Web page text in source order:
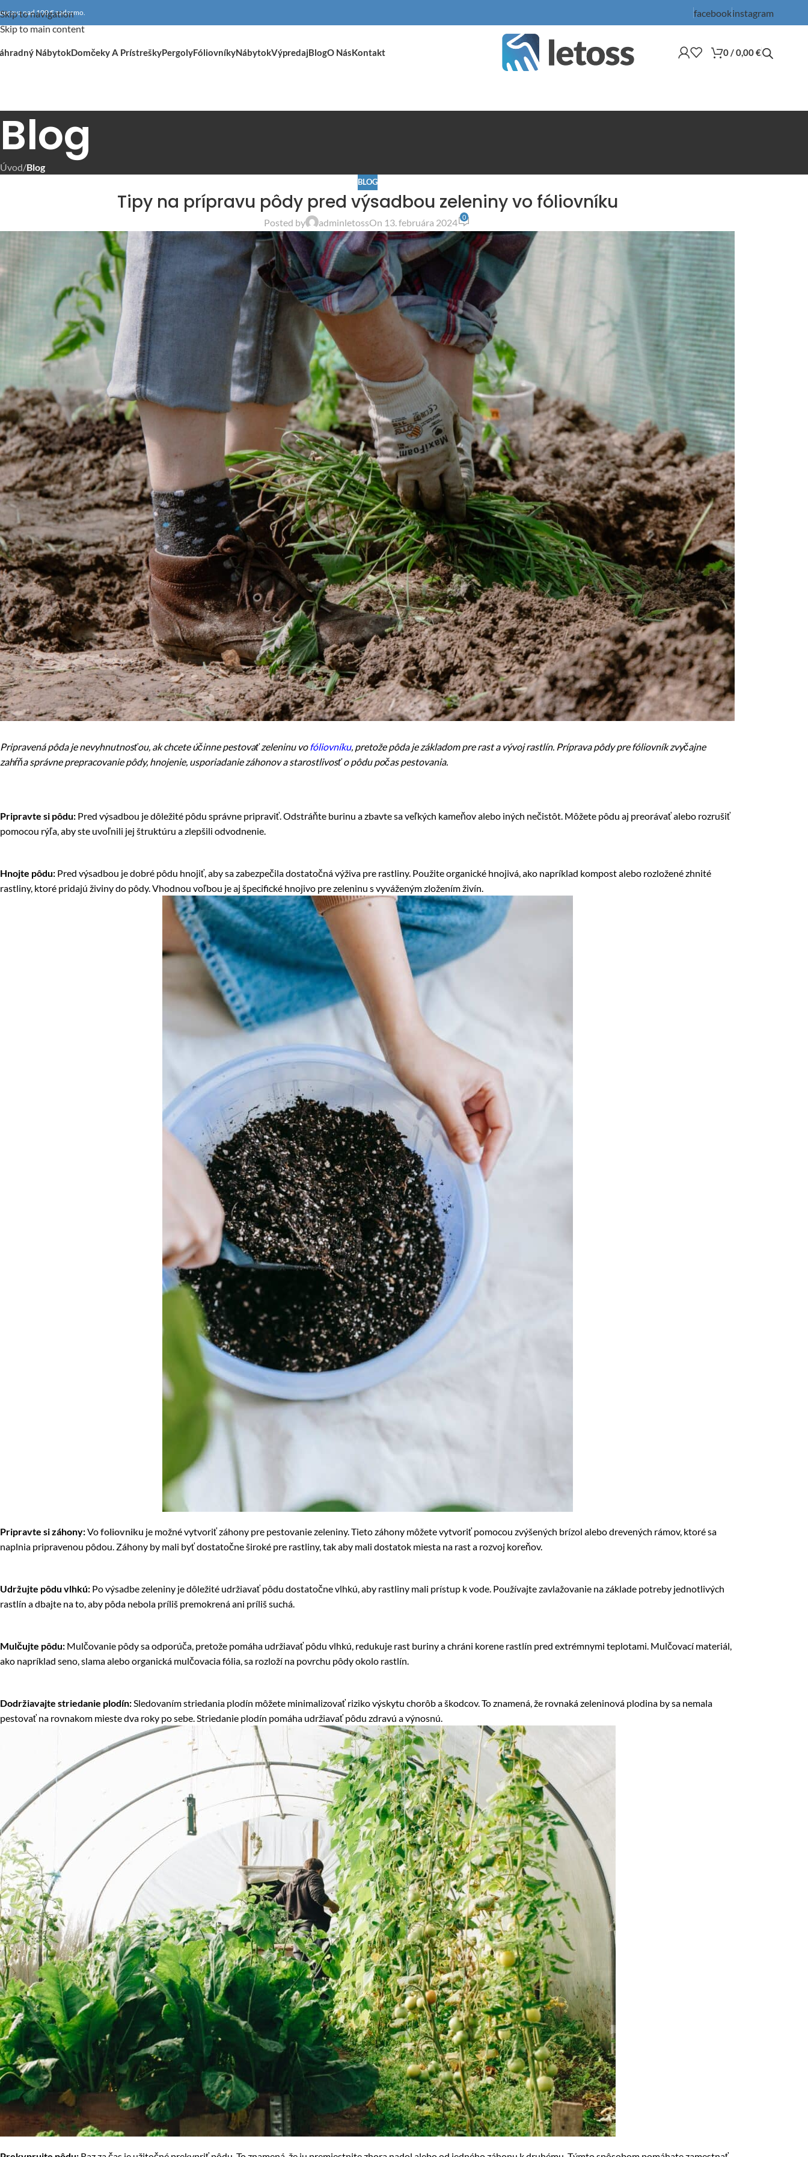
Skip to navigation
Skip to main content
nad 100 € zadarmo. facebookinstagram
NábytokDomčeky A PrístreškyPergolyFóliovníkyNábytokVýpredajBlogO NásKontakt 0 /0,00€
Blog
Úvod/Blog
BLOG
Tipy na prípravu pôdy pred výsadbou zeleniny vo fóliovníku
Posted by adminletossOn 13. februára 2024 0
Pripravená pôda je nevyhnutnosťou, ak chcete účinne pestovať zeleninu vofóliovníku, pretože pôda je základom pre rast a vývoj rastlín. Príprava pôdy pre fóliovník zvyčajne
zahŕňa správne prepracovanie pôdy, hnojenie, usporiadanie záhonov a starostlivosť o pôdu počas pestovania.
Pripravte si pôdu: Pred výsadbou je dôležité pôdu správne pripraviť. Odstráňte burinu a zbavte sa veľkých kameňov alebo iných nečistôt. Môžete pôdu aj preorávať alebo rozrušiť
pomocou rýľa, aby ste uvoľnili jej štruktúru a zlepšili odvodnenie.
Hnojte pôdu: Pred výsadbou je dobré pôdu hnojiť, aby sa zabezpečila dostatočná výživa pre rastliny. Použite organické hnojivá, ako napríklad kompost alebo rozložené zhnité
rastliny, ktoré pridajú živiny do pôdy. Vhodnou voľbou je aj špecifické hnojivo pre zeleninu s vyváženým zložením živín.
Pripravte si záhony:Vofoliovniku je možné vytvoriť záhony pre pestovanie zeleniny. Tieto záhony môžete vytvoriť pomocou zvýšených brízol alebo drevených rámov, ktoré sa
naplnia pripravenou pôdou. Záhony by mali byť dostatočne široké pre rastliny, tak aby mali dostatok miesta na rast a rozvoj koreňov.
Udržujte pôdu vlhkú: Po výsadbe zeleniny je dôležité udržiavať pôdu dostatočne vlhkú, aby rastliny mali prístup k vode. Používajte zavlažovanie na základe potreby jednotlivých
rastlín a dbajte na to, aby pôda nebola príliš premokrená ani príliš suchá.
Mulčujte pôdu: Mulčovanie pôdy sa odporúča, pretože pomáha udržiavať pôdu vlhkú, redukuje rast buriny a chráni korene rastlín pred extrémnymi teplotami. Mulčovací materiál,
ako napríklad seno, slama alebo organická mulčovacia fólia, sa rozloží na povrchu pôdy okolo rastlín.
Dodržiavajte striedanie plodín:Sledovaním striedania plodín môžete minimalizovať riziko výskytu chorôb a škodcov. To znamená, že rovnaká zeleninová plodina by sa nemala
pestovať na rovnakom mieste dva roky po sebe. Striedanie plodín pomáha udržiavať pôdu zdravú a výnosnú.